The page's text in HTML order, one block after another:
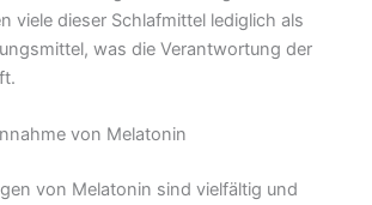
viele dieser Schlafmittel lediglich als
was die Verantwortung der
von Melatonin
von Melatonin sind vielfältig und